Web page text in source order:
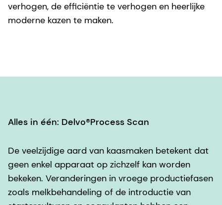
verhogen, de efficiëntie te verhogen en heerlijke
moderne kazen te maken.
Alles in één: Delvo®Process Scan
De veelzijdige aard van kaasmaken betekent dat
geen enkel apparaat op zichzelf kan worden
bekeken. Veranderingen in vroege productiefasen
zoals melkbehandeling of de introductie van